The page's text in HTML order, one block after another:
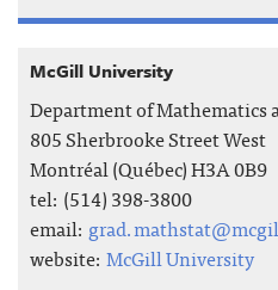
McGill University
Department of Mathematics
805 Sherbrooke Street West
Montréal (Québec) H3A 0B9
tel: (514) 398-3800
email:
website: McGill University